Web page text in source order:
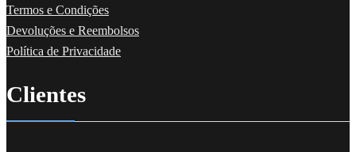
Termos e Condições
Devoluções e Reembolsos
Política de Privacidade
Clientes